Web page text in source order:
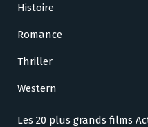
Histoire
Romance
Thriller
Western
Les 20 plus grands films